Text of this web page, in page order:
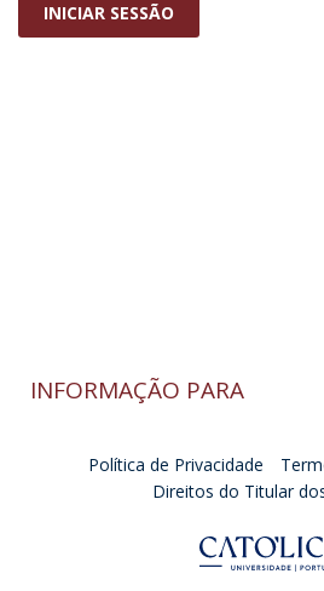
INICIAR SESSÃO
INFORMAÇÃO PARA
Política de Privacidade
Direitos do Titular